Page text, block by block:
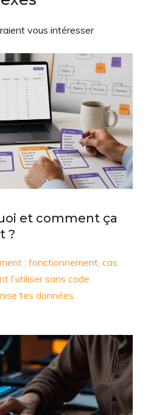
vous intéresser
et comment ça
?
: fonctionnement, cas
l'utiliser sans code.
tes données.